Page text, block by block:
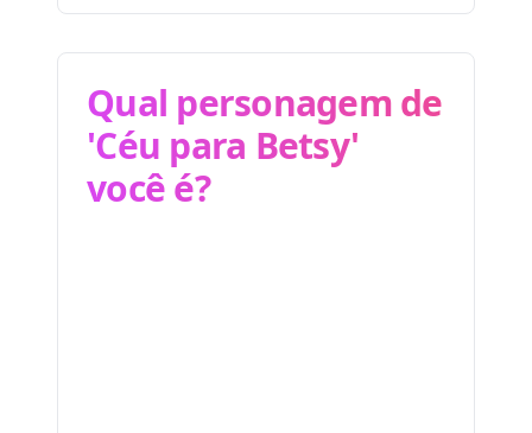
Qual personagem de
'Céu para Betsy'
você é?